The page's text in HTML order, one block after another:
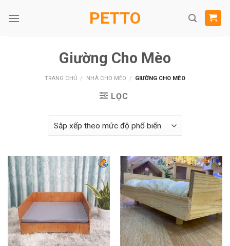
PETTO
Giường Cho Mèo
TRANG CHỦ / NHÀ CHO MÈO / GIƯỜNG CHO MÈO
LỌC